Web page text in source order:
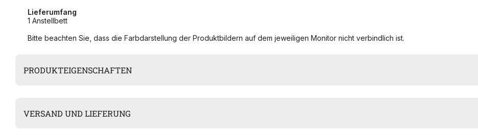
Lieferumfang
1 Anstellbett
Bitte beachten Sie, dass die Farbdarstellung der Produktbildern auf dem jeweiligen Monitor nicht verbindlich ist.
PRODUKTEIGENSCHAFTEN
VERSAND UND LIEFERUNG